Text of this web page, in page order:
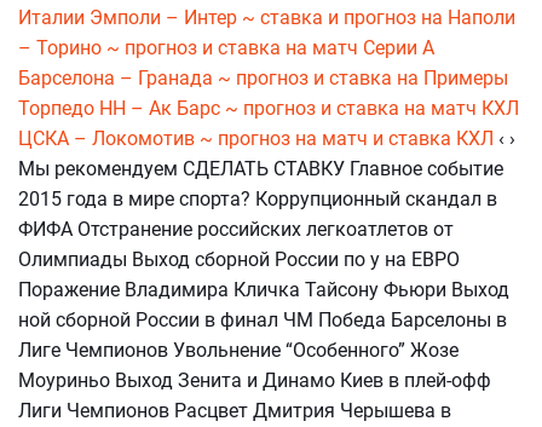
Италии Эмполи – Интер ~ ставка и прогноз на Наполи
– Торино ~ прогноз и ставка на матч Серии А
Барселона – Гранада ~ прогноз и ставка на Примеры
Торпедо НН – Ак Барс ~ прогноз и ставка на матч КХЛ
ЦСКА – Локомотив ~ прогноз на матч и ставка КХЛ ‹ ›
Мы рекомендуем СДЕЛАТЬ СТАВКУ Главное событие
2015 года в мире спорта? Коррупционный скандал в
ФИФА Отстранение российских легкоатлетов от
Олимпиады Выход сборной России по у на ЕВРО
Поражение Владимира Кличка Тайсону Фьюри Выход
ной сборной России в финал ЧМ Победа Барселоны в
Лиге Чемпионов Увольнение “Особенного” Жозе
Моуриньо Выход Зенита и Динамо Киев в плей-офф
Лиги Чемпионов Расцвет Дмитрия Черышева в